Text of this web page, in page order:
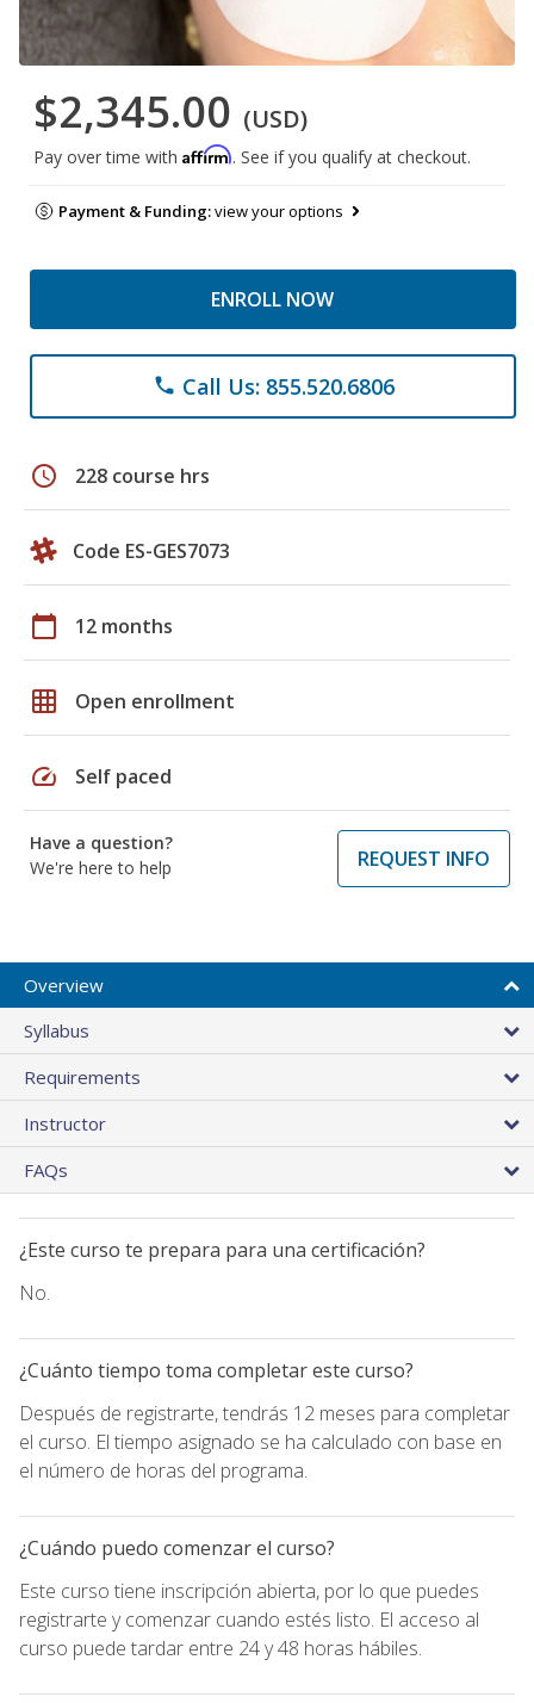
$2,345.00 (USD)
Pay over time with Affirm. See if you qualify at checkout.
Payment & Funding:view your options
ENROLL NOW
phone Call Us: 855.520.6806
schedule 228 course hrs
Code ES-GES7073
calendar_today 12 months
grid_on Open enrollment
speed Self paced
Have a question?
We're here to help
REQUEST INFO
Overview
Syllabus
Requirements
Instructor
FAQs
¿Este curso te prepara para una certificación?
No.
¿Cuánto tiempo toma completar este curso?
Después de registrarte, tendrás 12 meses para completar
el curso. El tiempo asignado se ha calculado con base en
el número de horas del programa.
¿Cuándo puedo comenzar el curso?
Este curso tiene inscripción abierta, por lo que puedes
registrarte y comenzar cuando estés listo. El acceso al
curso puede tardar entre 24 y 48 horas hábiles.